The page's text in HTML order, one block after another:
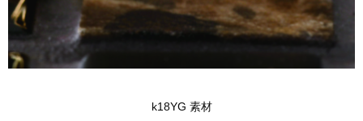
k18YG 素材